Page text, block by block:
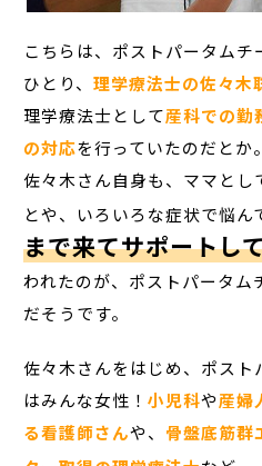
こちらは、ポストパータム
ひとり、理学療法士の佐々木
理学療法士として産科での勤
の対応を行っていたのだとか。
佐々木さん自身も、ママとし
とや、いろいろな症状で悩ん
まで来てサポートし
われたのが、ポストパータム
だそうです。
佐々木さんをはじめ、ポスト
はみんな女性！小児科や産婦
る看護師さんや、 骨盤底筋群